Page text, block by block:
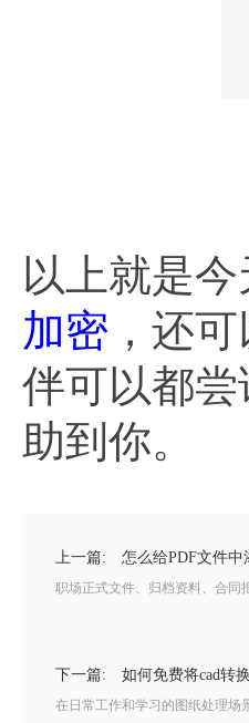
以上就是
加密 ，还
伴可以都
助到你。
上一篇: 怎么给PDF文件
职场正式文件、归档资料、合同
下一篇: 如何免费将cad转
在日常工作和学习的图纸处理场